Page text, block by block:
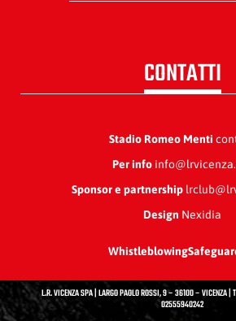
CONTATTI
Stadio Romeo Menti
Per info
Sponsor e partnership
Design Nexidia
Whistleblowing
L.R. VICENZA SPA | LARGO PAOLO ROSSI, 9 – 36100 – VICENZA
02555940242